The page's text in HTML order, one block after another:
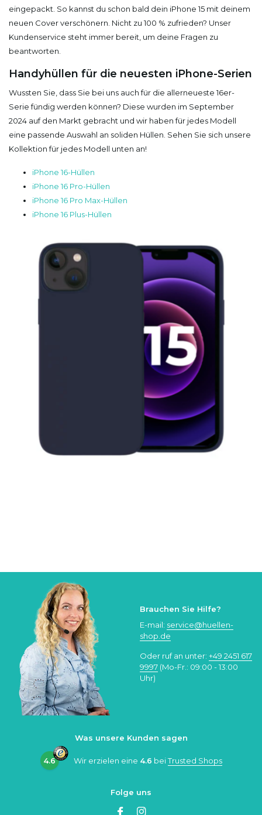
eingepackt. So kannst du schon bald dein iPhone 15 mit deinem
neuen Cover verschönern. Nicht zu 100 % zufrieden? Unser
Kundenservice steht immer bereit, um deine Fragen zu
beantworten.
Handyhüllen für die neuesten iPhone-Serien
Wussten Sie, dass Sie bei uns auch für die allerneueste 16er-
Serie fündig werden können? Diese wurden im September
2024 auf den Markt gebracht und wir haben für jedes Modell
eine passende Auswahl an soliden Hüllen. Sehen Sie sich unsere
Kollektion für jedes Modell unten an!
iPhone 16-Hüllen
iPhone 16 Pro-Hüllen
iPhone 16 Pro Max-Hüllen
iPhone 16 Plus-Hüllen
Brauchen Sie Hilfe?
E-mail: service@huellen-
shop.de
Oder ruf an unter: +49 2451 617
9997 (Mo-Fr.: 09:00 - 13:00
Uhr)
Was unsere Kunden sagen
4.6 Wir erzielen eine 4.6 beiTrusted Shops
Folge uns